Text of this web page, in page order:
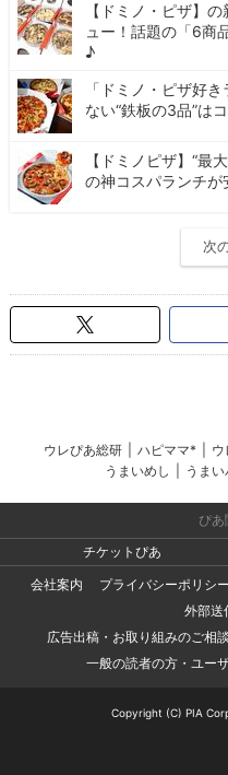
【ドミノ・ピザ】
ュー！話題の「6商
♪
「ドミノ・ピザ好
ない“鉄板の3品”は
【ドミノピザ】“最
の神コスパランチが
次
ウレぴあ総研 ハピママ*
うまいめし
うまい
ぴあ
チケットぴあ
会社案内
プライバシーポリシー
外部送
広告出稿・お取り組みのご相
一般の読者の方・ユー
Copyright (C) PIA